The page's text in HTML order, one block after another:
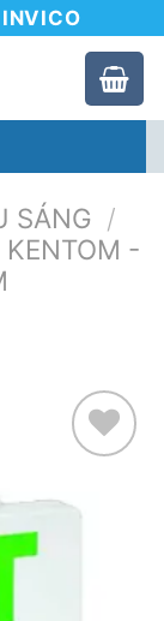
SÁNG /
KENTOM -